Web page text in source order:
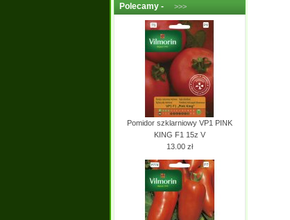
Polecamy - >>>
Pomidor szklarniowy VP1 PINK
KING F1 15z V
13.00 zł